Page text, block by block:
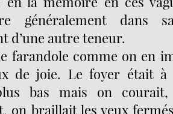
généralement dans
d’une autre teneur.
farandole comme on en
de joie. Le foyer était à
bas mais on
on braillait les yeux